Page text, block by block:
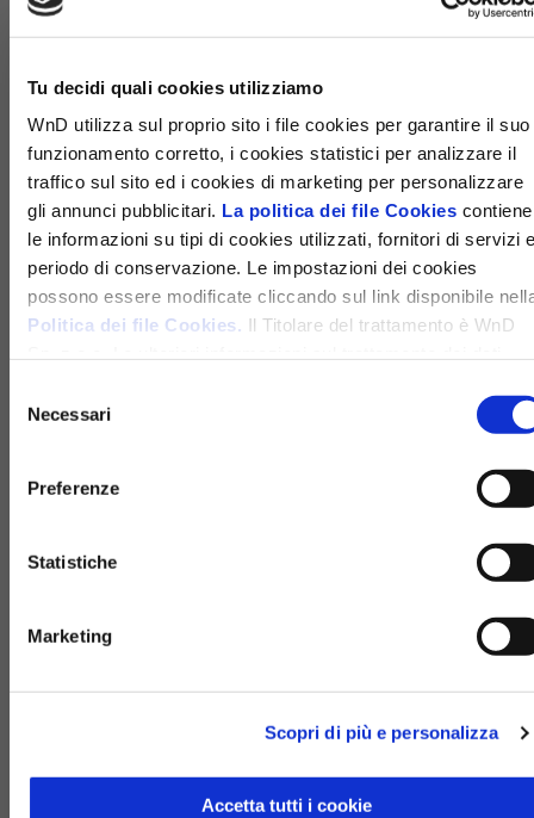
Tu decidi quali cookies utilizziamo
WnD utilizza sul proprio sito i file cookies per garantire il suo
funzionamento corretto, i cookies statistici per analizzare il
traffico sul sito ed i cookies di marketing per personalizzare
gli annunci pubblicitari. La politica dei file Cookies contiene
le informazioni su tipi di cookies utilizzati, fornitori di servizi
periodo di conservazione. Le impostazioni dei cookies
possono essere modificate cliccando sul link disponibile
Politica dei file Cookies. Il Titolare del trattamento è WnD
Politica sulla privacy
delNecessari
Preferenze
Statistiche
Marketing
Scopri di più e personalizza
Accetta tutti i cookie
SERRAMENTI E
DESIGN